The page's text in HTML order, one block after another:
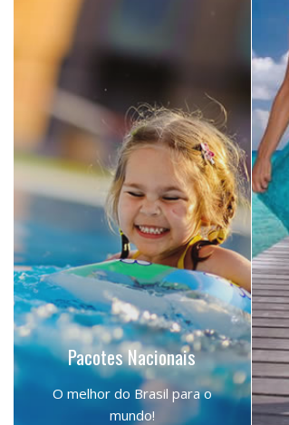
Pacotes Nacionais
O melhor do Brasil para o
mundo!